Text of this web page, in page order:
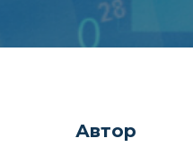
Автор